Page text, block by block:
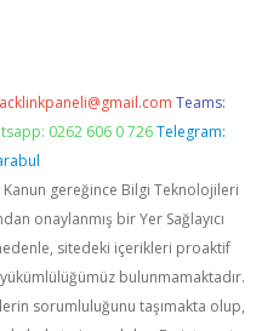
Teams:
0262 606 0 726 Telegram:
Kanun gereğince Bilgi Teknolojileri
onaylanmış bir Yer Sağlayıcı
sitedeki içerikleri proaktif
bulunmamaktadır.
sorumluluğunu taşımakta olup,